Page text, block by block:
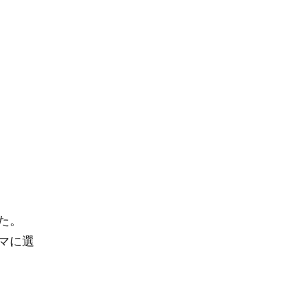
に選